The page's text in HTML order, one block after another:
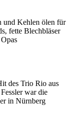
und Kehlen ölen für
fette Blechbläser
des Trio Rio aus
war die
in Nürnberg